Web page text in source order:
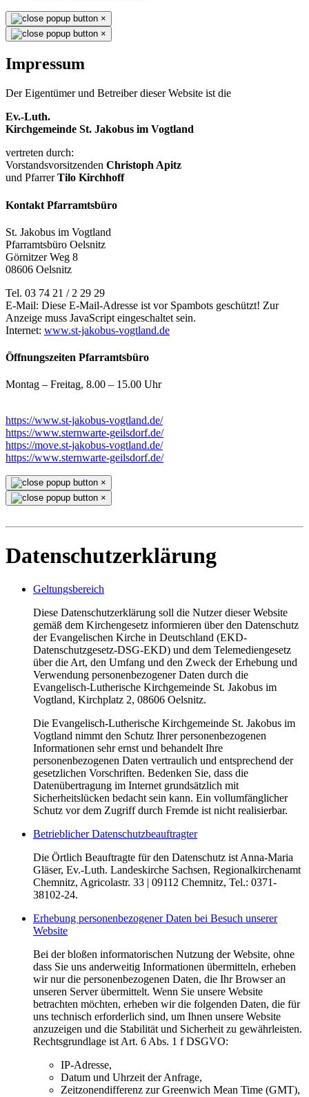
×
×
Impressum
Der Eigentümer und Betreiber dieser Website ist die
Ev.-Luth.
Kirchgemeinde St. Jakobus im Vogtland
vertreten durch:
Vorstandsvorsitzenden Christoph Apitz
und PfarrerTilo Kirchhoff
Kontakt Pfarramtsbüro
St. Jakobus im Vogtland
Pfarramtsbüro Oelsnitz
Görnitzer Weg 8
08606 Oelsnitz
Tel. 03 74 21 / 2 29 29
E-Mail: Diese E-Mail-Adresse ist vor Spambots geschützt! Zur
Anzeige muss JavaScript eingeschaltet sein.
Internet: www.st-jakobus-vogtland.de
Öffnungszeiten Pfarramtsbüro
Montag – Freitag, 8.00 – 15.00 Uhr
https://www.st-jakobus-vogtland.de/
https://www.sternwarte-geilsdorf.de/
https://move.st-jakobus-vogtland.de/
https://www.sternwarte-geilsdorf.de/
×
×
Datenschutzerklärung
Geltungsbereich
Diese Datenschutzerklärung soll die Nutzer dieser Website
gemäß dem Kirchengesetz informieren über den Datenschutz
der Evangelischen Kirche in Deutschland (EKD-
Datenschutzgesetz-DSG-EKD) und dem Telemediengesetz
über die Art, den Umfang und den Zweck der Erhebung und
Verwendung personenbezogener Daten durch die
Evangelisch-Lutherische Kirchgemeinde St. Jakobus im
Vogtland, Kirchplatz 2, 08606 Oelsnitz.
Die Evangelisch-Lutherische Kirchgemeinde St. Jakobus im
Vogtland nimmt den Schutz Ihrer personenbezogenen
Informationen sehr ernst und behandelt Ihre
personenbezogenen Daten vertraulich und entsprechend der
gesetzlichen Vorschriften. Bedenken Sie, dass die
Datenübertragung im Internet grundsätzlich mit
Sicherheitslücken bedacht sein kann. Ein vollumfänglicher
Schutz vor dem Zugriff durch Fremde ist nicht realisierbar.
Betrieblicher Datenschutzbeauftragter
Die Örtlich Beauftragte für den Datenschutz ist Anna-Maria
Gläser, Ev.-Luth. Landeskirche Sachsen, Regionalkirchenamt
Chemnitz, Agricolastr. 33 | 09112 Chemnitz, Tel.: 0371-
38102-24.
Erhebung personenbezogener Daten bei Besuch unserer
Website
Bei der bloßen informatorischen Nutzung der Website, ohne
dass Sie uns anderweitig Informationen übermitteln, erheben
wir nur die personenbezogenen Daten, die Ihr Browser an
unseren Server übermittelt. Wenn Sie unsere Website
betrachten möchten, erheben wir die folgenden Daten, die für
uns technisch erforderlich sind, um Ihnen unsere Website
anzuzeigen und die Stabilität und Sicherheit zu gewährleisten.
Rechtsgrundlage ist Art. 6 Abs. 1 f DSGVO:
IP-Adresse,
Datum und Uhrzeit der Anfrage,
Zeitzonendifferenz zur Greenwich Mean Time (GMT),